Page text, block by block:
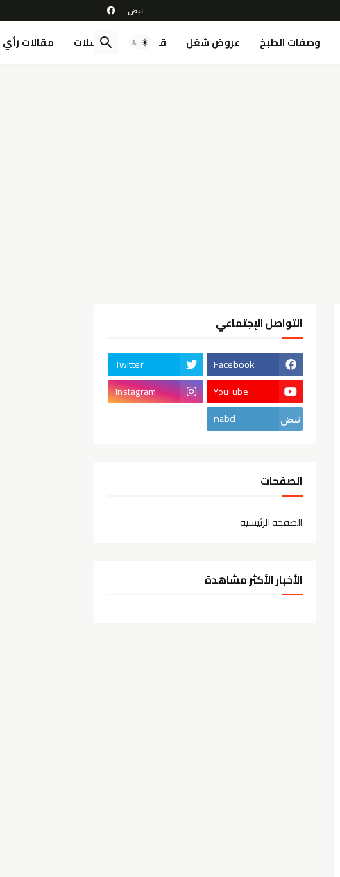
وصفات الطبخ عروض شغل قصص مسلسلات مقالات رأي
التواصل الإجتماعي
Facebook
Twitter
YouTube
Instagram
nabd
الصفحات
الصفحة الرئيسية
الأخبار الأكثر مشاهدة